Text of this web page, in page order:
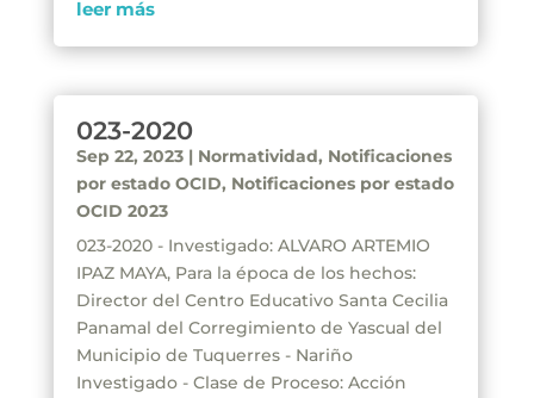
leer más
023-2020
Sep 22, 2023| Normatividad, Notificaciones
por estado OCID, Notificaciones por estado
OCID 2023
023-2020 - Investigado: ALVARO ARTEMIO
IPAZ MAYA, Para la época de los hechos:
Director del Centro Educativo Santa Cecilia
Panamal del Corregimiento de Yascual del
Municipio de Tuquerres - Nariño
Investigado - Clase de Proceso: Acción